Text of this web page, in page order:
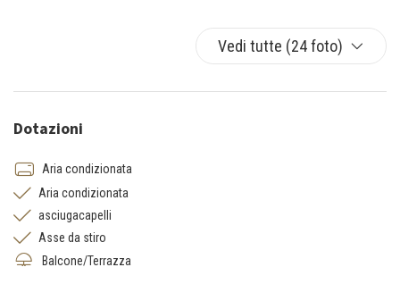
Vedi tutte (24 foto)
Dotazioni
Aria condizionata
Aria condizionata
asciugacapelli
Asse da stiro
Balcone/Terrazza